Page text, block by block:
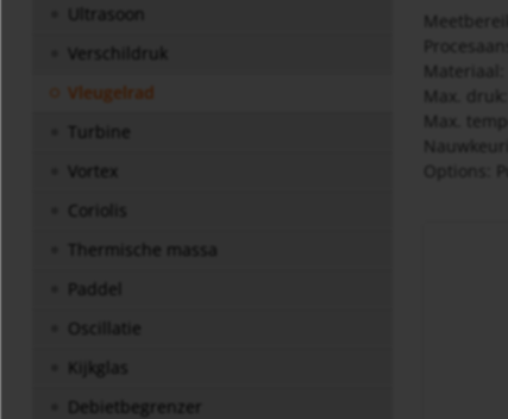
Ultrasoon
Verschildruk
Vleugelrad
Turbine
Vortex
Coriolis
Thermische massa
Paddel
Oscillatie
Kijkglas
Debietbegrenzer
Materiaal:
Max.
Max.
Options: